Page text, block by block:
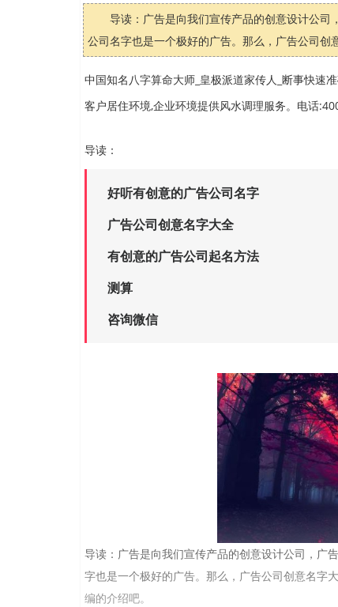
导读：广告是向我们宣传产品的创意设计公
公司名字也是一个极好的广告。那么，广告公司创
中国知名八字算命大师_皇极派道家传人_断事快速
客户居住环境,企业环境提供风水调理服务。电话
导读：
好听有创意的广告公司名字
广告公司创意名字大全
有创意的广告公司起名方法
测算
咨询微信
导读：广告是向我们宣传产品的创意设计公司，广
字也是一个极好的广告。那么，广告公司创意名字
编的介绍吧。